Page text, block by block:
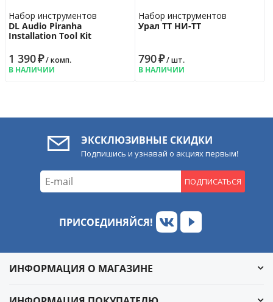
Набор инструментов
DL Audio Piranha
Installation Tool Kit
1 390₽/ комп.
В НАЛИЧИИ
Набор инструментов
Урал ТТ НИ-ТТ
790₽/ шт.
В НАЛИЧИИ
ЭКСКЛЮЗИВНЫЕ СКИДКИ
Подпишись и узнавай о акциях первым!
ПОДПИСАТЬСЯ
ПРИСОЕДИНЯЙСЯ!
ИНФОРМАЦИЯ О МАГАЗИНЕ